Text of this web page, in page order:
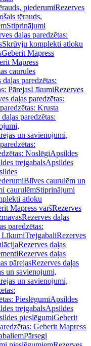
piederumiRezerves
tērauds,
Stiprinājumi
daļas paredzētas:
Skrūvju komplekti atloku
Geberit Mapress
Mapress
caurules
daļas paredzētas:
PārejasLīkumiRezerves
daļas paredzētas:
Krusta
paredzētas:
un savienojumi,
NoslēgiApsildes
trejgabalsApsildes
Blīves caurulēm un
caurulēmStiprinājumi
atloku
Mapress varšRezerves
Rezerves daļas
paredzētas:
LīkumiTrejgabaliRezerves
Rezerves daļas
Rezerves daļas
pārejasRezerves daļas
un savienojumi,
un savienojumi,
PieslēgumiApsildes
trejgabalsApsildes
pieslēgumiGeberit
Geberit Mapress
Pārsegi